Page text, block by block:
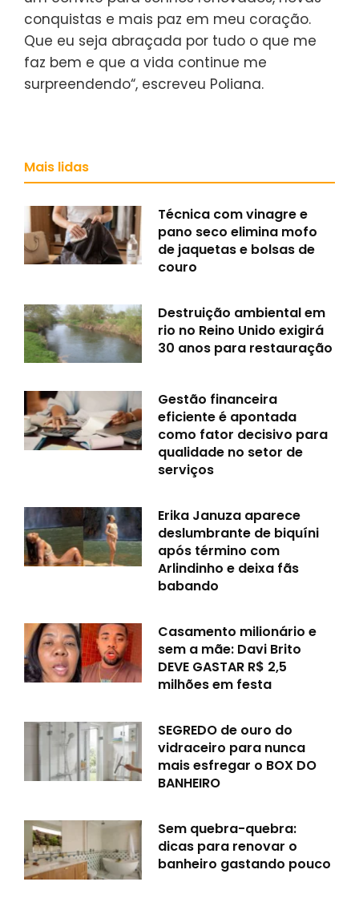
conquistas e mais paz em meu coração.
Que eu seja abraçada por tudo o que me
faz bem e que a vida continue me
surpreendendo“, escreveu Poliana.
Mais lidas
Técnica com vinagre e
pano seco elimina mofo
de jaquetas e bolsas de
couro
Destruição ambiental em
rio no Reino Unido exigirá
30 anos para restauração
Gestão financeira
eficiente é apontada
como fator decisivo para
qualidade no setor de
serviços
Erika Januza aparece
deslumbrante de biquíni
após término com
Arlindinho e deixa fãs
babando
Casamento milionário e
sem a mãe: Davi Brito
DEVE GASTAR R$ 2,5
milhões em festa
SEGREDO de ouro do
vidraceiro para nunca
mais esfregar o BOX DO
BANHEIRO
Sem quebra-quebra:
dicas para renovar o
banheiro gastando pouco